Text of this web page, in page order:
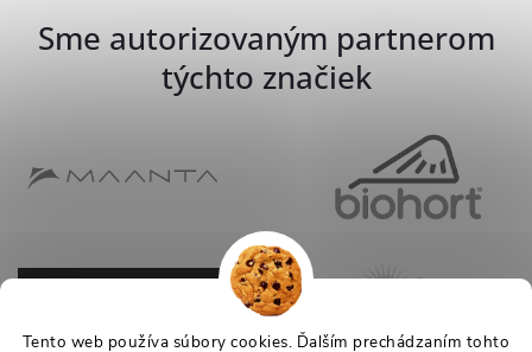
Tento web používa súbory cookies. Ďalším prechádzaním tohto
Sme autorizovaným partnerom
týchto značiek